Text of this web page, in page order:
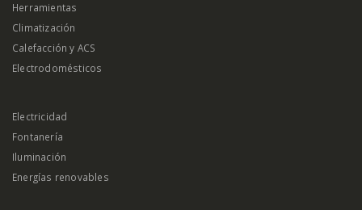
Herramientas
Climatización
Calefacción y ACS
Electrodomésticos
Electricidad
Fontanería
Iluminación
Energías renovables